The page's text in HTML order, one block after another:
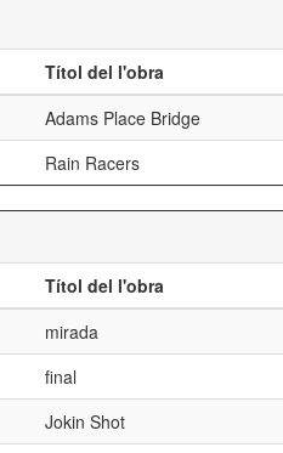
Títol del l'obra
Adams Place Bridge
Rain Racers
Títol del l'obra
mirada
final
Jokin Shot